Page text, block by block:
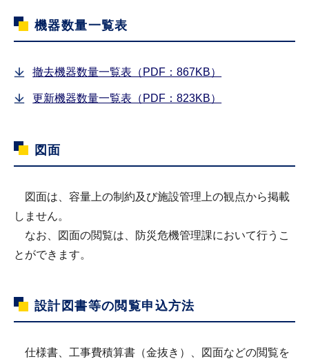
機器数量一覧表
撤去機器数量一覧表（PDF：867KB）
更新機器数量一覧表（PDF：823KB）
図面
図面は、容量上の制約及び施設管理上の観点から掲載
しません。
なお、図面の閲覧は、防災危機管理課において行うこ
とができます。
設計図書等の閲覧申込方法
仕様書、工事費積算書（金抜き）、図面などの閲覧を